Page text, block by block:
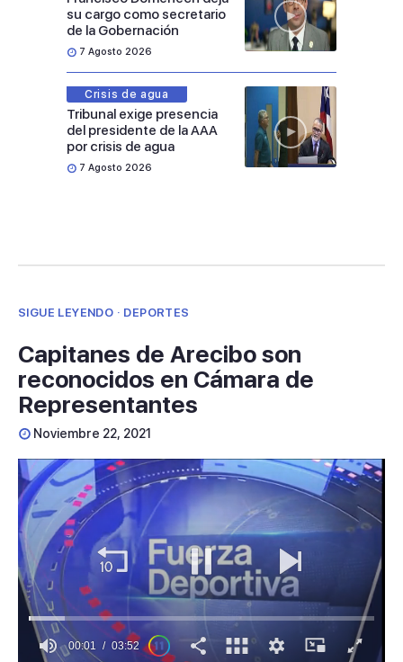
su cargo como secretario
de la Gobernación
7 Agosto 2026
Crisis de agua
Tribunal exige presencia
del presidente de la AAA
por crisis de agua
7 Agosto 2026
SIGUE LEYENDO · DEPORTES
Capitanes de Arecibo son
reconocidos en Cámara de
Representantes
Noviembre 22, 2021
00:01 03:52